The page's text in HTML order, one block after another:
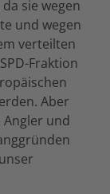
sie wegen
und wegen
verteilten
Fraktion
Aber
Angler und